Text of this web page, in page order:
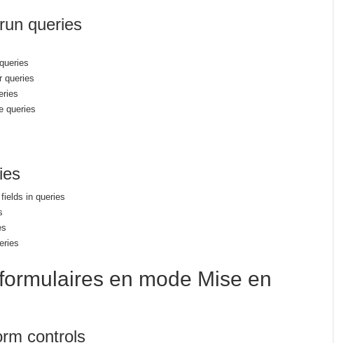
queries
queries
queries
in queries
en mode Mise en
controls